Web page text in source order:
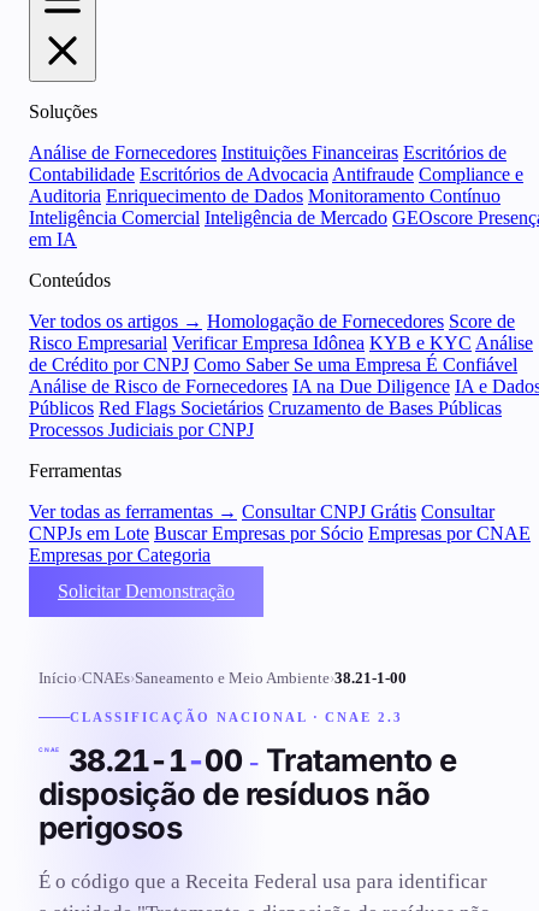
Soluções
Análise de Fornecedores Instituições Financeiras Escritórios de
Contabilidade Escritórios de Advocacia Antifraude Compliance e
Auditoria Enriquecimento de Dados Monitoramento Contínuo
Inteligência Comercial Inteligência de Mercado GEOscore
em IA
Conteúdos
Ver todos os artigos → Homologação de Fornecedores Score de
Risco Empresarial Verificar Empresa Idônea KYB e KYC Análise
de Crédito por CNPJ Como Saber Se uma Empresa É Confiável
Análise de Risco de Fornecedores IA na Due Diligence IA e
Públicos Red Flags Societários Cruzamento de Bases Públicas
Processos Judiciais por CNPJ
Ferramentas
Ver todas as ferramentas → Consultar CNPJ Grátis Consultar
CNPJs em Lote Buscar Empresas por Sócio Empresas por CNAE
Empresas por Categoria
Solicitar Demonstração
Início›CNAEs›Saneamento e Meio Ambiente›38.21-1-00
CLASSIFICAÇÃO NACIONAL · CNAE 2.3
CNAE 38.21-1-00- Tratamento e
disposição de resíduos não
perigosos
É o código que a Receita Federal usa para identificar